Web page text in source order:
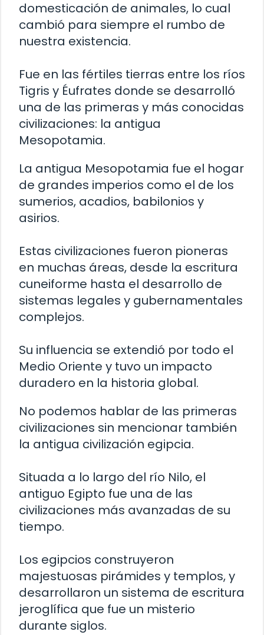
domesticación de animales, lo cual
cambió para siempre el rumbo de
nuestra existencia.
Fue en las fértiles tierras entre los ríos
Tigris y Éufrates donde se desarrolló
una de las primeras y más conocidas
civilizaciones: la antigua
Mesopotamia.
La antigua Mesopotamia fue el hogar
de grandes imperios como el de los
sumerios, acadios, babilonios y
asirios.
Estas civilizaciones fueron pioneras
en muchas áreas, desde la escritura
cuneiforme hasta el desarrollo de
sistemas legales y gubernamentales
complejos.
Su influencia se extendió por todo el
Medio Oriente y tuvo un impacto
duradero en la historia global.
No podemos hablar de las primeras
civilizaciones sin mencionar también
la antigua civilización egipcia.
Situada a lo largo del río Nilo, el
antiguo Egipto fue una de las
civilizaciones más avanzadas de su
tiempo.
Los egipcios construyeron
majestuosas pirámides y templos, y
desarrollaron un sistema de escritura
jeroglífica que fue un misterio
durante siglos.